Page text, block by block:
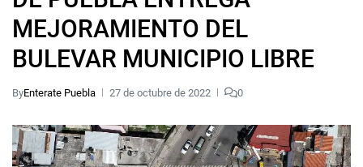
MEJORAMIENTO DEL
BULEVAR MUNICIPIO LIBRE
ByEnterate Puebla 27 de octubre de 2022 0